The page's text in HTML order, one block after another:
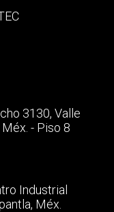
3130, Valle
- Piso 8
Industrial
Méx.